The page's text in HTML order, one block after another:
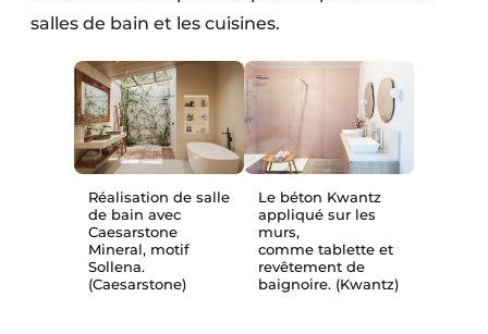
salles de bain et les cuisines.
Réalisation de salle
de bain avec
Caesarstone
Mineral, motif
Sollena.
(Caesarstone)
Le béton Kwantz
appliqué sur les
murs,
comme tablette et
revêtement de
baignoire. (Kwantz)